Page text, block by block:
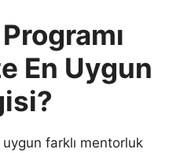
En Uygun
farklı mentorluk